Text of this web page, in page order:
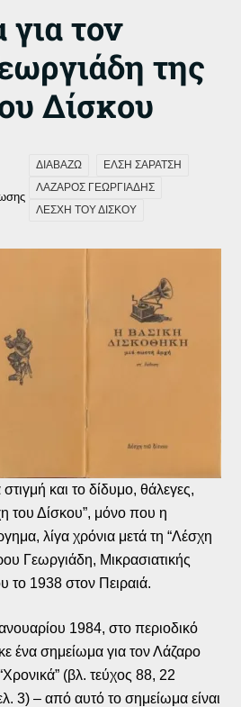
για τον
της
Δίσκου
ΔΙΑΒΑΖΩ
ΕΛΣΗ ΣΑΡΑΤΣΗ
ΛΑΖΑΡΟΣ ΓΕΩΡΓΙΑΔΗΣ
ΛΕΣΧΗ ΤΟΥ ΔΙΣΚΟΥ
και το δίδυμο, θάλεγες,
του Δίσκου”, μόνο που η
λίγα χρόνια μετά τη “Λέσχη
Γεωργιάδη, Μικρασιατικής
το 1938 στον Πειραιά.
1984, στο περιοδικό
ένα σημείωμα για τον Λάζαρο
(βλ. τεύχος 88, 22
3) – από αυτό το σημείωμα είναι